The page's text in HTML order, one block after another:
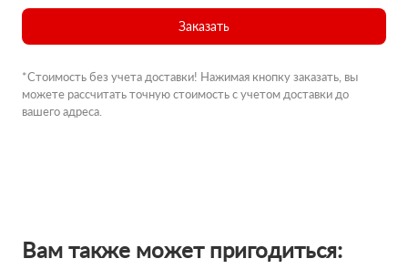
Заказать
*Стоимость без учета доставки! Нажимая кнопку заказать, вы
можете рассчитать точную стоимость с учетом доставки до
вашего адреса.
Вам также может пригодиться: